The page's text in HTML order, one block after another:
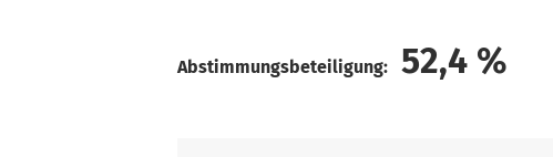
Abstimmungsbeteiligung: 52,4 %